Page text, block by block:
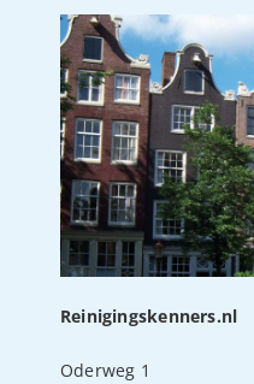
Reinigingskenners.nl
Oderweg 1